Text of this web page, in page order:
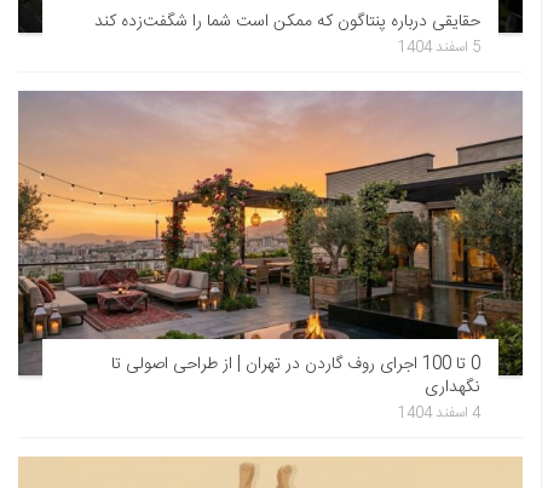
حقایقی درباره پنتاگون که ممکن است شما را شگفت‌زده کند
5 اسفند 1404
0 تا 100 اجرای روف گاردن در تهران | از طراحی اصولی تا
نگهداری
4 اسفند 1404